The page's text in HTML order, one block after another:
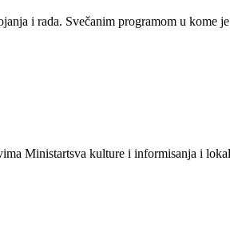
i rada. Svečanim programom u kome
Ministartsva kulture i informisanja i